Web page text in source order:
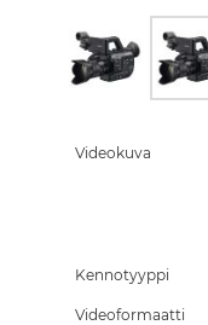
the
Videokuva
Kennotyyppi
Videoformaatti